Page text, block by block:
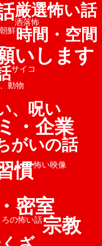
厳選怖い話
洒落怖
鮮時間・空間
いします
サイコ
動物
、呪い
・企業
がいの話
慣怖い映像
密室
の怖い話宗教